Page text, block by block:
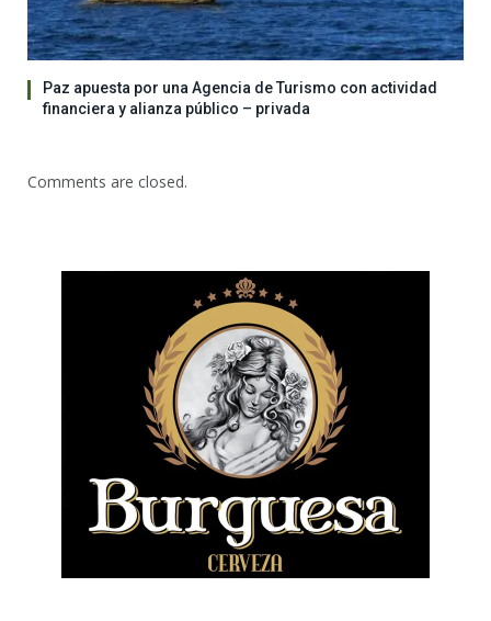
Paz apuesta por una Agencia de Turismo con actividad
financiera y alianza público – privada
Comments are closed.